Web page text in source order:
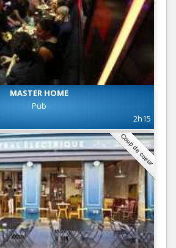
MASTER HOME
Pub
2h15
Coup de coeur